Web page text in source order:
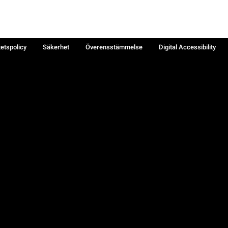
Säkerhet Överensstämmelse
Digital Accessibility